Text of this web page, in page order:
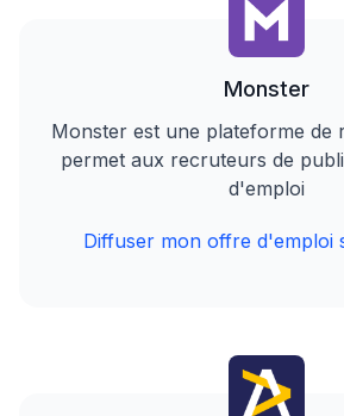
Monster
Monster est une plateforme de
permet aux recruteurs de
d'emploi
Diffuser mon offre d'emploi